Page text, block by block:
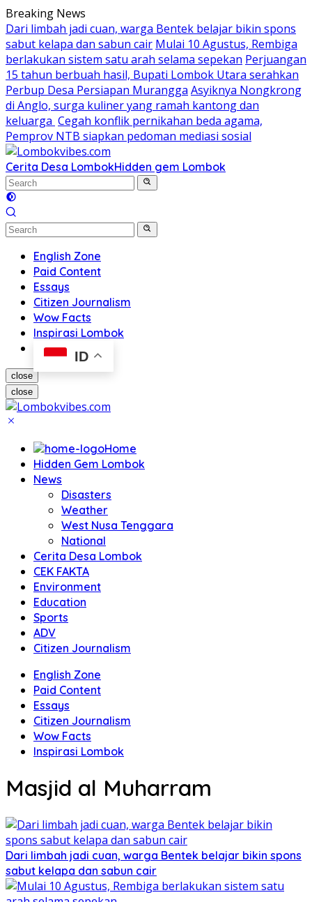
Skip
to
content
Breaking News
Dari limbah jadi cuan, warga Bentek belajar bikin spons
sabut kelapa dan sabun cair Mulai 10 Agustus, Rembiga
berlakukan sistem satu arah selama sepekan Perjuangan
15 tahun berbuah hasil, Bupati Lombok Utara serahkan
Perbup Desa Persiapan Murangga Asyiknya Nongkrong
di Anglo, surga kuliner yang ramah kantong dan
keluarga Cegah konflik pernikahan beda agama,
Pemprov NTB siapkan pedoman mediasi sosial
Cerita Desa LombokHidden gem Lombok
English Zone
Paid Content
Essays
Citizen Journalism
Wow Facts
Inspirasi Lombok
ID
close
close
Home
Hidden Gem Lombok
News
Disasters
Weather
West Nusa Tenggara
National
Cerita Desa Lombok
CEK FAKTA
Environment
Education
Sports
ADV
Citizen Journalism
English Zone
Paid Content
Essays
Citizen Journalism
Wow Facts
Inspirasi Lombok
Masjid al Muharram
Dari limbah jadi cuan, warga Bentek belajar bikin spons
sabut kelapa dan sabun cair